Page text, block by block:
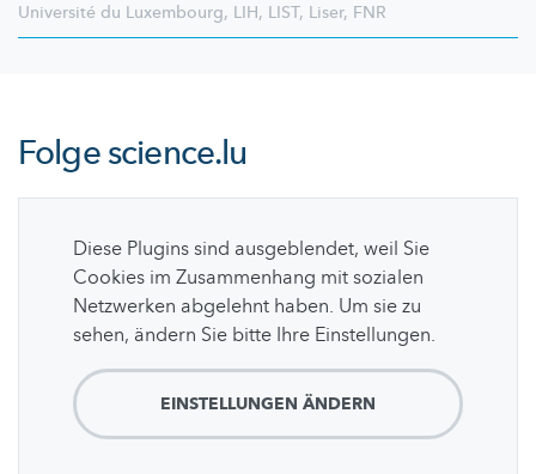
Université du Luxembourg, LIH, LIST, Liser, FNR
Folgescience.lu
Diese Plugins sind ausgeblendet, weil Sie
Cookies im Zusammenhang mit sozialen
Netzwerken abgelehnt haben. Um sie zu
sehen, ändern Sie bitte Ihre Einstellungen.
EINSTELLUNGEN ÄNDERN